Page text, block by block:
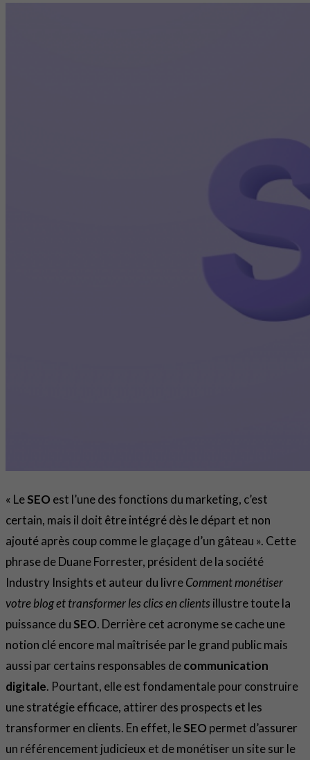
« LeSEO est l’une des fonctions du marketing, c’est
certain, mais il doit être intégré dès le départ et non
ajouté après coup comme le glaçage d’un gâteau ». Cette
phrase de Duane Forrester, président de la société
Industry Insights et auteur du livreComment monétiser
votre blog et transformer les clics en clientsillustre toute la
puissance duSEO. Derrière cet acronyme se cache une
notion clé encore mal maîtrisée par le grand public mais
aussi par certains responsables decommunication
digitale. Pourtant, elle est fondamentale pour construire
une stratégie efficace, attirer des prospects et les
transformer en clients. En effet, leSEO permet d’assurer
un référencement judicieux et de monétiser un site sur le